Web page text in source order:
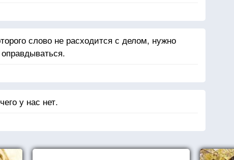
слово не расходится с делом, нужно
у нас нет.